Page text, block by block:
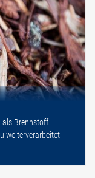
als Brennstoff
weiterverarbeitet